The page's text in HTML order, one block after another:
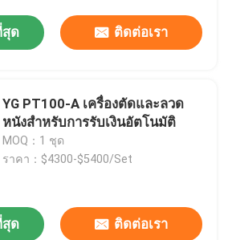
สุด ติดต่อเรา
YG PT100-A เครื่องตัดและลวด
หนังสําหรับการรับเงินอัตโนมัติ
MOQ：1 ชุด
ราคา：$4300-$5400/Set
สุด ติดต่อเรา